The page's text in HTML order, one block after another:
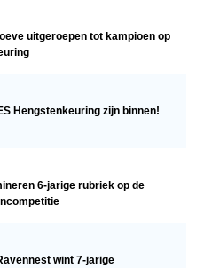
uitgeroepen tot kampioen op
Hengstenkeuring zijn binnen!
6-jarige rubriek op de
wint 7-jarige